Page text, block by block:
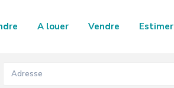
A louer Vendre Estimer